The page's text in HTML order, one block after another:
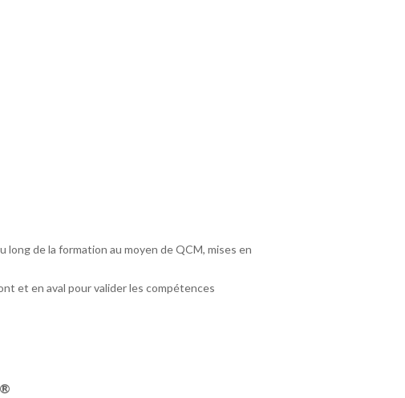
de la formation au moyen de QCM, mises en
et en aval pour valider les compétences